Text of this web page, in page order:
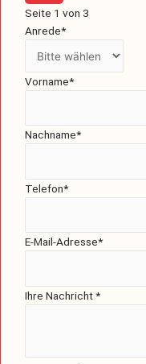
Seite 1 von 3
Anrede*
Vorname*
Nachname*
Telefon*
E-Mail-Adresse*
Ihre Nachricht*